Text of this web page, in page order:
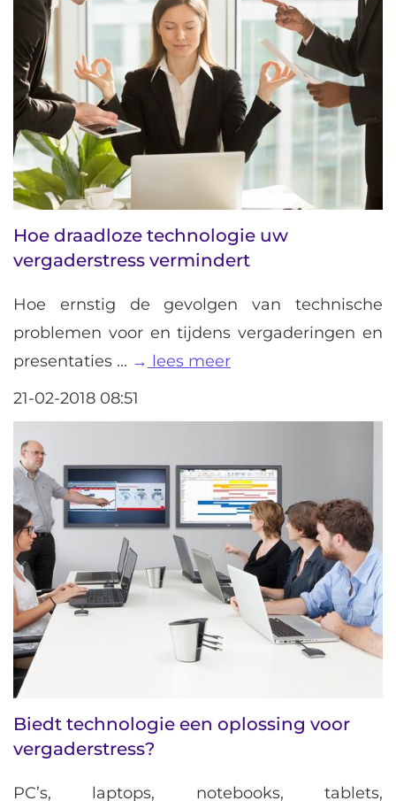
Hoe draadloze technologie uw
vergaderstress vermindert
Hoe ernstig de gevolgen van technische
problemen voor en tijdens vergaderingen en
presentaties ...
lees meer
21-02-2018 08:51
Biedt technologie een oplossing voor
vergaderstress?
PC’s, laptops, notebooks, tablets,